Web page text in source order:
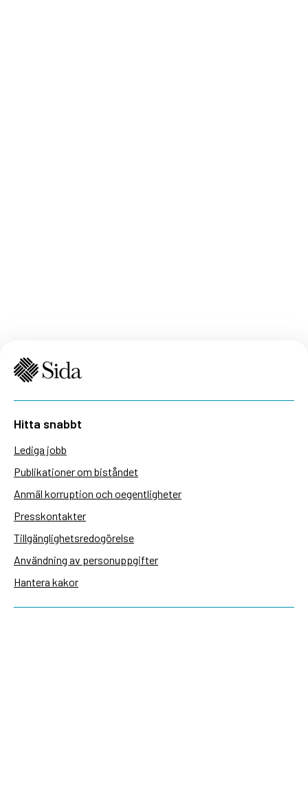
Hitta snabbt
Lediga jobb
Publikationer om biståndet
Anmäl korruption och oegentligheter
Presskontakter
Tillgänglighetsredogörelse
Användning av personuppgifter
Hantera kakor